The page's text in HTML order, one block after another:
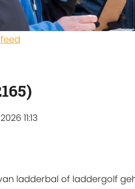
11:13
ladderbal of laddergolf